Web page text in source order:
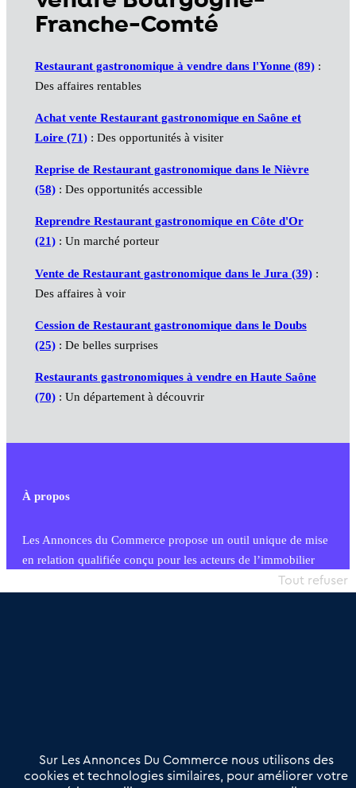
Franche-Comté
Restaurant gastronomique à vendre dans l'Yonne (89):
Des affaires rentables
Achat vente Restaurant gastronomique en Saône et
Loire (71): Des opportunités à visiter
Reprise de Restaurant gastronomique dans le Nièvre
(58): Des opportunités accessible
Reprendre Restaurant gastronomique en Côte d'Or
(21): Un marché porteur
Vente de Restaurant gastronomique dans le Jura (39):
Des affaires à voir
Cession de Restaurant gastronomique dans le Doubs
(25): De belles surprises
Restaurants gastronomiques à vendre en Haute Saône
(70): Un département à découvrir
À propos
Les Annonces du Commerce propose un outil unique de mise
en relation qualifiée conçu pour les acteurs de l’immobilier
commercial et les collectivités territoriales, simple et intégrant
Offres Pro
Actualités
Qui sommes nous ?
Sur Les Annonces Du Commerce nous utilisons des
cookies et technologies similaires, pour améliorer votre
Tout refuser